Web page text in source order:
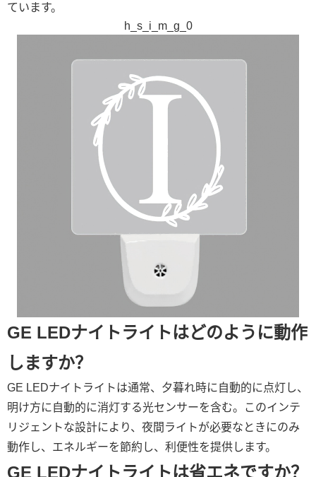
ています。
h_s_i_m_g_0
GE LEDナイトライトはどのように動作
しますか？
GE LEDナイトライトは通常、夕暮れ時に自動的に点灯し、
明け方に自動的に消灯する光センサーを含む。このインテ
リジェントな設計により、夜間ライトが必要なときにのみ
動作し、エネルギーを節約し、利便性を提供します。
GE LEDナイトライトは省エネですか？